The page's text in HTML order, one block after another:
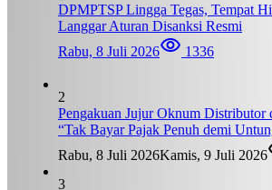
DPMPTSP Lingga Tegas, Tempat
Langgar Aturan Disanksi Resmi
Rabu, 8 Juli 2026
1336
2
Pengakuan Jujur Oknum Distributor
“Tak Bayar Pajak Penuh demi
Rabu, 8 Juli 2026Kamis, 9 Juli 2026
3